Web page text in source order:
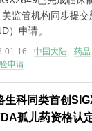
美监管机构同步提
）申请。
01-16 中国大陆 药品
申请
生科同类首创
孤儿药资格认